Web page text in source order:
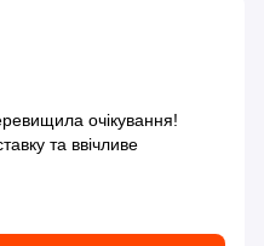
очікування!
та ввічливе